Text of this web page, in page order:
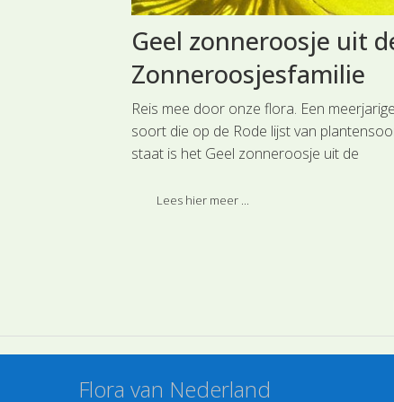
Geel zonneroosje uit
Zonneroosjesfamilie
Reis mee door onze flora. Een meerjarige
soort die op de Rode lijst van
staat is het Geel zonneroosje uit de
Lees hier meer ...
Flora van Nederland